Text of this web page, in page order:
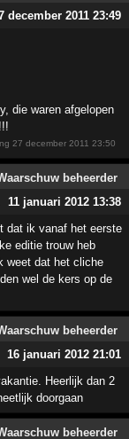
december 2011 23:49
die waren afgelopen
27 december 2011 23:50
11 januari 2012 13:38
dat ik vanaf het eerste
editie trouw heb
weet dat het cliche
wel de kers op de
16 januari 2012 21:01
Heerlijk dan 2
doorgaan